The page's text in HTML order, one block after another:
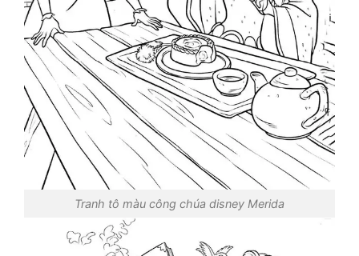
Tranh tô màu công chúa disney Merida